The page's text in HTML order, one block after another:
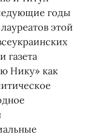
годы
этой
газета
Нику» как